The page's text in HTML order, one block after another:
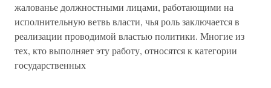
жалованье должностными лицами, работающими на
исполнительную ветвь власти, чья роль заключается в
реализации проводимой властью политики. Многие из
тех, кто выполняет эту работу, относятся к категории
государственных